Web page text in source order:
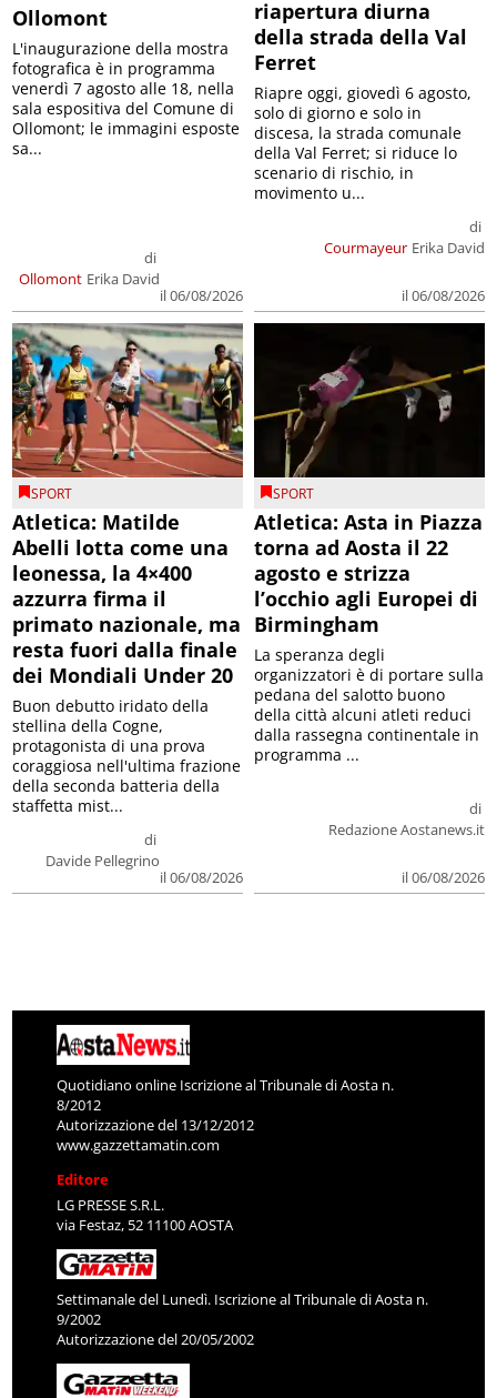
Ollomont
Ollomont
di
Erika David
il 06/08/2026
L'inaugurazione della mostra
fotografica è in programma
venerdì 7 agosto alle 18, nella
sala espositiva del Comune di
Ollomont; le immagini esposte
sa...
riapertura diurna
della strada della Val
Ferret
Courmayeur
di
Erika David
il 06/08/2026
Riapre oggi, giovedì 6 agosto,
solo di giorno e solo in
discesa, la strada comunale
della Val Ferret; si riduce lo
scenario di rischio, in
movimento u...
SPORT
Atletica: Matilde
Abelli lotta come una
leonessa, la 4×400
azzurra firma il
primato nazionale, ma
resta fuori dalla finale
dei Mondiali Under 20
di
Davide Pellegrino
il 06/08/2026
Buon debutto iridato della
stellina della Cogne,
protagonista di una prova
coraggiosa nell'ultima frazione
della seconda batteria della
staffetta mist...
SPORT
Atletica: Asta in Piazza
torna ad Aosta il 22
agosto e strizza
l’occhio agli Europei di
Birmingham
di
Redazione Aostanews.it
il 06/08/2026
La speranza degli
organizzatori è di portare sulla
pedana del salotto buono
della città alcuni atleti reduci
dalla rassegna continentale in
programma ...
Quotidiano online Iscrizione al Tribunale di Aosta n.
8/2012
Autorizzazione del 13/12/2012
www.gazzettamatin.com
Editore
LG PRESSE S.R.L.
via Festaz, 52 11100 AOSTA
Settimanale del Lunedì. Iscrizione al Tribunale di Aosta n.
9/2002
Autorizzazione del 20/05/2002